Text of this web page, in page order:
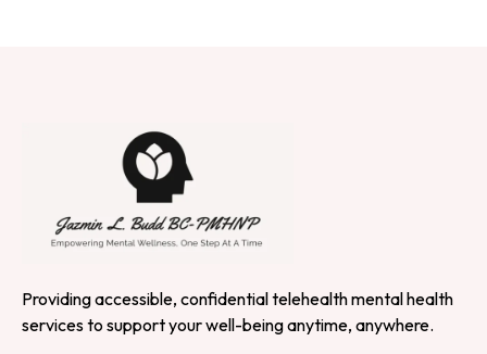
Providing accessible, confidential telehealth mental health
services to support your well-being anytime, anywhere.